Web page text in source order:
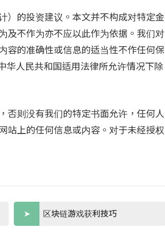
）的投资建议。本文并不构成对特定金
及不作为亦不应以此作为依据。我们对
容的准确性或信息的适当性不作任何保
华人民共和国适用法律所允许情况下除
否则没有我们的特定书面允许，任何人
站上的任何信息或内容。对于未经授权
区块链游戏获利技巧